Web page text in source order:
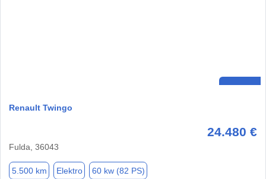
Renault Twingo
24.480 €
Fulda, 36043
5.500 km Elektro 60 kw (82 PS)